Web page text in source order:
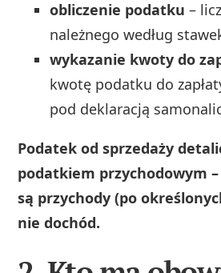
obliczenie podatku –
należnego według
wykazanie kwoty do
kwotę podatku do
pod deklaracją
Podatek od sprzedaży
podatkiem przychodowym
są przychody (po
nie dochód.